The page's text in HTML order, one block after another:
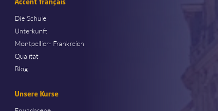
Die Schule
Unterkunft
Montpellier- Frankreich
Qualität
Blog
Unsere Kurse